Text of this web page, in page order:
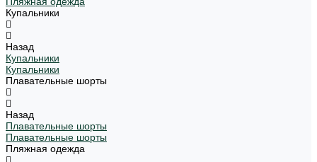
Купальники
Назад
Купальники
Купальники
Плавательные шорты
Назад
Плавательные шорты
Плавательные шорты
Пляжная одежда